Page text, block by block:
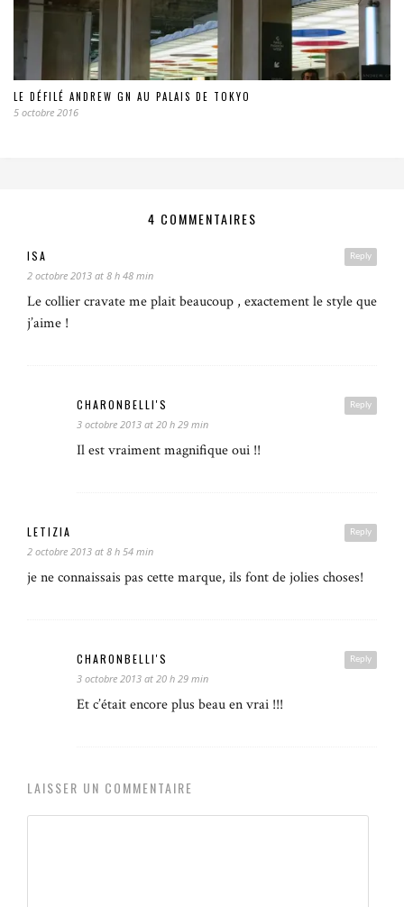
LE DÉFILÉ ANDREW GN AU PALAIS DE TOKYO
5 octobre 2016
4 COMMENTAIRES
Reply
ISA
2 octobre 2013 at 8 h 48 min
Le collier cravate me plait beaucoup , exactement le style que
j’aime !
Reply
CHARONBELLI'S
3 octobre 2013 at 20 h 29 min
Il est vraiment magnifique oui !!
Reply
LETIZIA
2 octobre 2013 at 8 h 54 min
je ne connaissais pas cette marque, ils font de jolies choses!
Reply
CHARONBELLI'S
3 octobre 2013 at 20 h 29 min
Et c’était encore plus beau en vrai !!!
LAISSER UN COMMENTAIRE